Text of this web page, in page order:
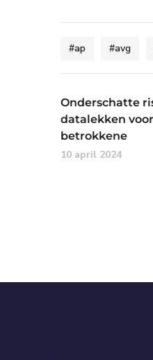
#ap #avg
Onderschatte
datalekken voor
betrokkene
10 april 2024